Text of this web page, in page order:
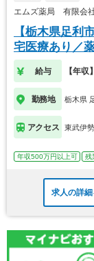
エムズ薬局 有限会
【栃木県足利
宅医療あり／
給与 【年
勤務地 栃木県
アクセス 東武伊
年収500万円以上可 残
求人の詳